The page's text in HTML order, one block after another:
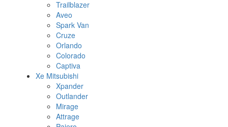
Trailblazer
Aveo
Spark Van
Cruze
Orlando
Colorado
Captiva
Xe Mitsubishi
Xpander
Outlander
Mirage
Attrage